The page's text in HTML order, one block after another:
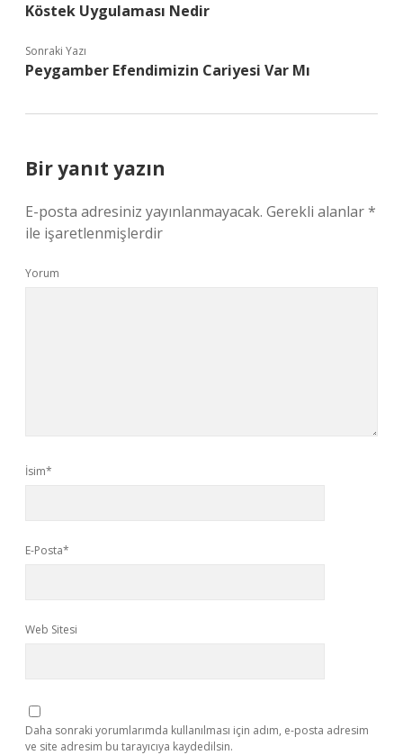
Köstek Uygulaması Nedir
Sonraki Yazı
Peygamber Efendimizin Cariyesi Var Mı
Bir yanıt yazın
E-posta adresiniz yayınlanmayacak. Gerekli alanlar*
ile işaretlenmişlerdir
Yorum
İsim*
E-Posta*
Web Sitesi
Daha sonraki yorumlarımda kullanılması için adım, e-posta adresim
ve site adresim bu tarayıcıya kaydedilsin.